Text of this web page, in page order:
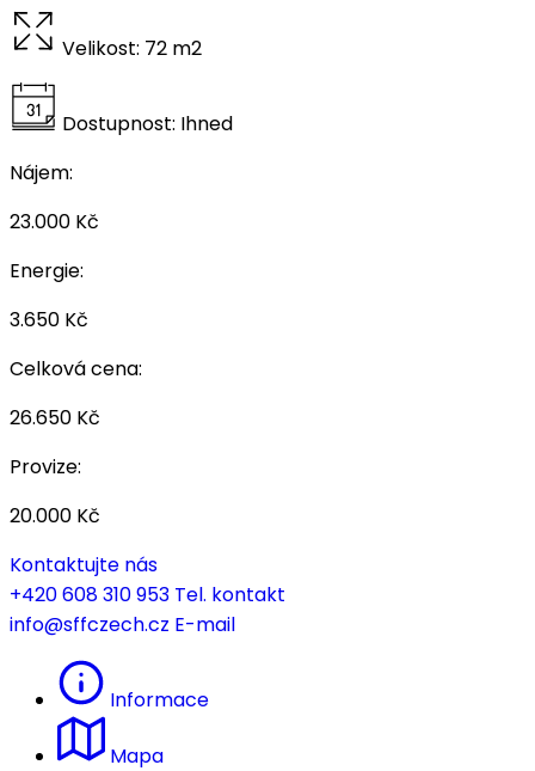
Velikost: 72 m2
Dostupnost: Ihned
Nájem:
23.000 Kč
Energie:
3.650 Kč
Celková cena:
26.650 Kč
Provize:
20.000 Kč
Kontaktujte nás
+420 608 310 953 Tel. kontakt
info@sffczech.cz E-mail
Informace
Mapa